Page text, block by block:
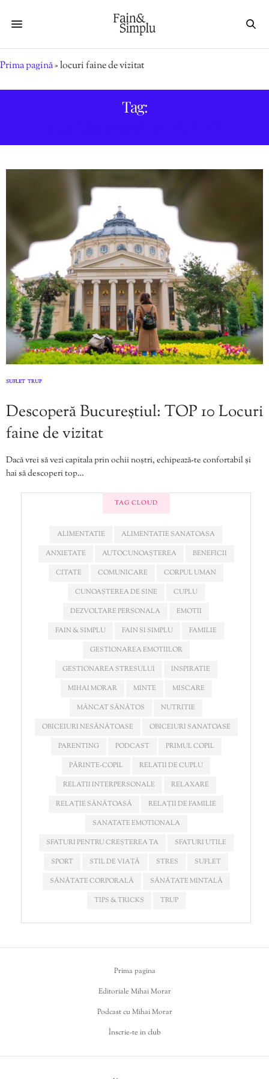
Prima pagină»locuri faine de vizitat
Tag:
SUFLET TRUP
Descoperă Bucureștiul: TOP 10 Locuri
faine de vizitat
Dacă vrei să vezi capitala prin ochii noștri, echipează-te confortabil și
hai să descoperi top…
TAG CLOUD
ALIMENTATIE
ALIMENTATIE SANATOASA
ANXIETATE
AUTOCUNOAȘTEREA
BENEFICII
CITATE
COMUNICARE
CORPUL UMAN
CUNOAȘTEREA DE SINE
CUPLU
DEZVOLTARE PERSONALA
EMOTII
FAIN & SIMPLU
FAIN SI SIMPLU
FAMILIE
GESTIONAREA EMOTIILOR
GESTIONAREA STRESULUI
INSPIRATIE
MIHAI MORAR
MINTE
MISCARE
MÂNCAT SĂNĂTOS
NUTRITIE
OBICEIURI NESĂNĂTOASE
OBICEIURI SANATOASE
PARENTING
PODCAST
PRIMUL COPIL
PĂRINTE-COPIL
RELATII DE CUPLU
RELATII INTERPERSONALE
RELAXARE
RELAȚIE SĂNĂTOASĂ
RELAȚII DE FAMILIE
SANATATE EMOTIONALA
SFATURI PENTRU CREȘTEREA TA
SFATURI UTILE
SPORT
STIL DE VIAȚĂ STRES
SUFLET
SĂNĂTATE CORPORALĂ
SĂNĂTATE MINTALĂ
TIPS & TRICKS
TRUP
Prima pagina
Editoriale Mihai Morar
Podcast cu Mihai Morar
Înscrie-te in club